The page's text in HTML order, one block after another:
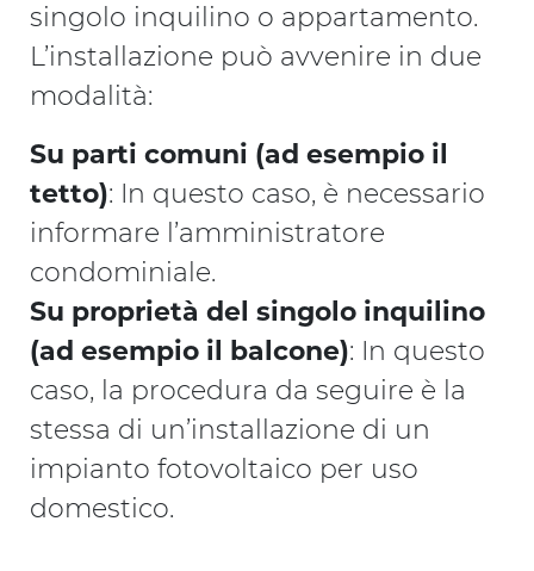
singolo inquilino o appartamento.
L’installazione può avvenire in due
modalità:
Su parti comuni (ad esempio il
tetto): In questo caso, è necessario
informare l’amministratore
condominiale.
Su proprietà del singolo inquilino
(ad esempio il balcone): In questo
caso, la procedura da seguire è la
stessa di un’installazione di un
impianto fotovoltaico per uso
domestico.